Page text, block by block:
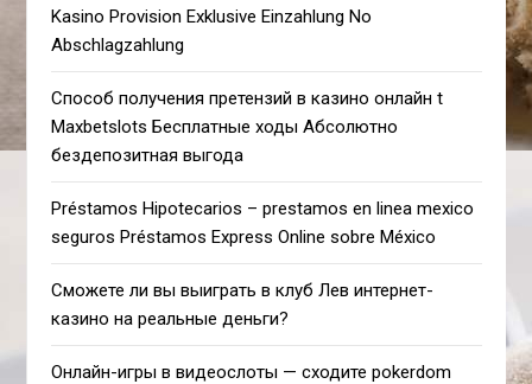
Kasino Provision Exklusive Einzahlung No
Abschlagzahlung
Способ получения претензий в казино онлайн t
Maxbetslots Бесплатные ходы Абсолютно
бездепозитная выгода
Préstamos Hipotecarios – prestamos en linea mexico
seguros Préstamos Express Online sobre México
Сможете ли вы выиграть в клуб Лев интернет-
казино на реальные деньги?
Онлайн-игры в видеослоты — сходите pokerdom